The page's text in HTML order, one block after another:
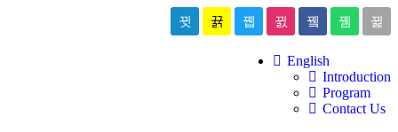
English
Introduction
Program
Contact Us